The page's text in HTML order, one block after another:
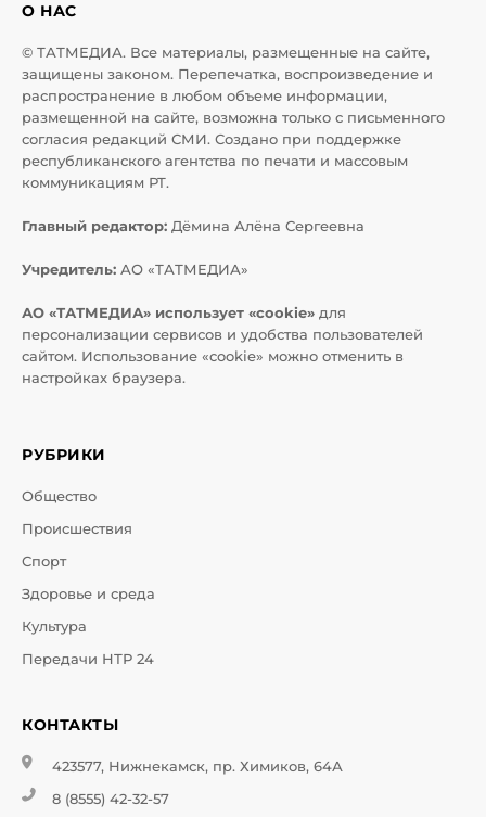
О НАС
© ТАТМЕДИА. Все материалы, размещенные на сайте,
защищены законом. Перепечатка, воспроизведение и
распространение в любом объеме информации,
размещенной на сайте, возможна только с письменного
согласия редакций СМИ. Создано при поддержке
республиканского агентства по печати и массовым
коммуникациям РТ.
Главный редактор: Дёмина Алёна Сергеевна
Учредитель: АО «ТАТМЕДИА»
АО «ТАТМЕДИА» использует «cookie» для
персонализации сервисов и удобства пользователей
сайтом. Использование «cookie» можно отменить в
настройках браузера.
РУБРИКИ
Общество
Происшествия
Спорт
Здоровье и среда
Культура
Передачи НТР 24
КОНТАКТЫ
423577, Нижнекамск, пр. Химиков, 64А
8 (8555) 42-32-57